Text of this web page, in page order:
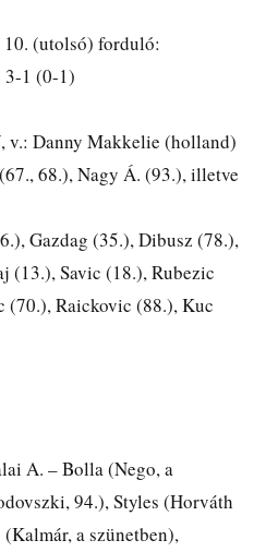
(utolsó) forduló:
3-1 (0-1)
v.: Danny Makkelie (holland)
68.), Nagy Á. (93.), illetve
Gazdag (35.), Dibusz (78.),
(13.), Savic (18.), Rubezic
(70.), Raickovic (88.), Kuc
A. – Bolla (Nego, a
94.), Styles (Horváth
a szünetben),